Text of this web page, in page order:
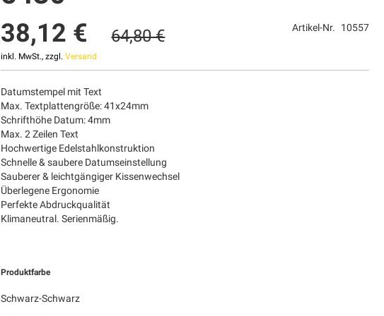
38,12 €
inkl. MwSt., zzgl.Versand
64,80 € Artikel-Nr. 10557
Datumstempel mit Text
Max. Textplattengröße: 41x24mm
Schrifthöhe Datum: 4mm
Max. 2 Zeilen Text
Hochwertige Edelstahlkonstruktion
Schnelle & saubere Datumseinstellung
Sauberer & leichtgängiger Kissenwechsel
Überlegene Ergonomie
Perfekte Abdruckqualität
Klimaneutral. Serienmäßig.
Produktfarbe
Schwarz-Schwarz